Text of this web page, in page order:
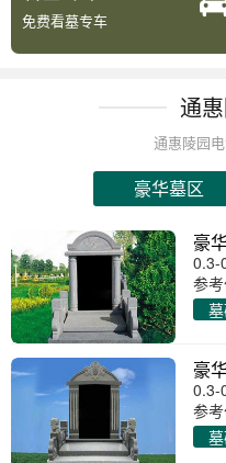
免费看墓专车
通
通惠陵园
豪华墓区
豪
0.3-
参考
豪
0.3-
参考